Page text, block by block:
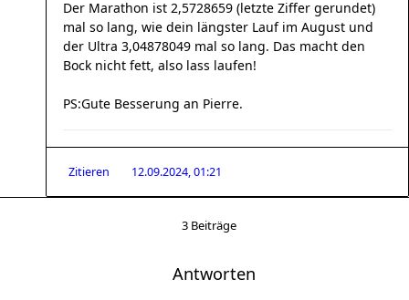
Der Marathon ist 2,5728659 (letzte Ziffer gerundet)
mal so lang, wie dein längster Lauf im August und
der Ultra 3,04878049 mal so lang. Das macht den
Bock nicht fett, also lass laufen!
PS:Gute Besserung an Pierre.
Zitieren 12.09.2024, 01:21
3 Beiträge
Antworten